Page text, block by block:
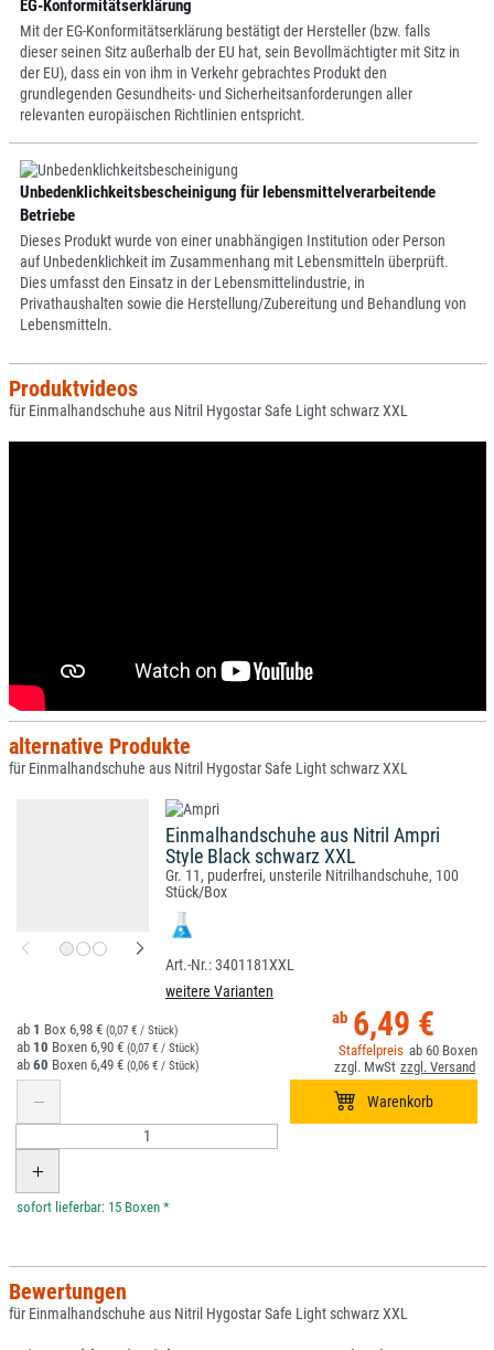
EG-Konformitätserklärung
Mit der EG-Konformitätserklärung bestätigt der Hersteller (bzw. falls
dieser seinen Sitz außerhalb der EU hat, sein Bevollmächtigter mit Sitz in
der EU), dass ein von ihm in Verkehr gebrachtes Produkt den
grundlegenden Gesundheits- und Sicherheitsanforderungen aller
relevanten europäischen Richtlinien entspricht.
Unbedenklichkeitsbescheinigung für lebensmittelverarbeitende
Betriebe
Dieses Produkt wurde von einer unabhängigen Institution oder Person
auf Unbedenklichkeit im Zusammenhang mit Lebensmitteln überprüft.
Dies umfasst den Einsatz in der Lebensmittelindustrie, in
Privathaushalten sowie die Herstellung/Zubereitung und Behandlung von
Lebensmitteln.
Produktvideos
für Einmalhandschuhe aus Nitril Hygostar Safe Light schwarz XXL
alternative Produkte
für Einmalhandschuhe aus Nitril Hygostar Safe Light schwarz XXL
Einmalhandschuhe aus Nitril Ampri
Style Black schwarz XXL
Gr. 11, puderfrei, unsterile Nitrilhandschuhe, 100
Stück/Box
3401181XXL
weitere Varianten
6,49 €
60
1 6,98 € (0,07 € / Stück)
10 6,90 € (0,07 € / Stück)
60 6,49 € (0,06 € / Stück)
*
Bewertungen
für Einmalhandschuhe aus Nitril Hygostar Safe Light schwarz XXL